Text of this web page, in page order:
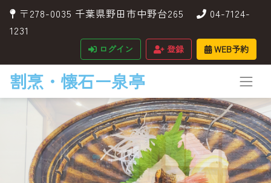
〒278-0035 千葉県野田市中野台265
04-7124-
1231
ログイン 登録 WEB予約
割烹・懐石ー泉亭